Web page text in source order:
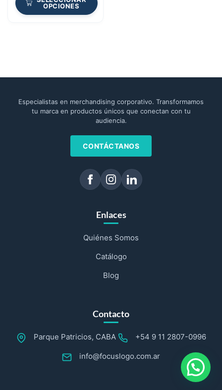
OPCIONES
Especialistas en merchandising corporativo. Transformamos
tu marca en productos únicos que conectan con tu
audiencia.
CONTÁCTANOS
Enlaces
Quiénes Somos
Catálogo
Blog
Contacto
Parque Patricios, CABA +54 9 11 2807-0996
info@focuslogo.com.ar